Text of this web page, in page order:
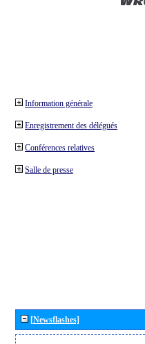
Information générale
Enregistrement des délégués
Conférences relatives
Salle de presse
[Newsflashes]